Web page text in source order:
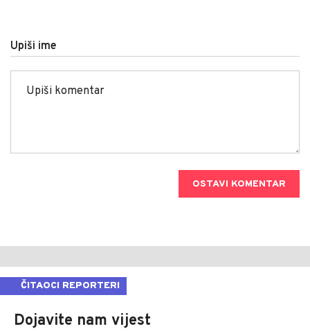
Upiši ime
OSTAVI KOMENTAR
ČITAOCI REPORTERI
Dojavite nam vijest